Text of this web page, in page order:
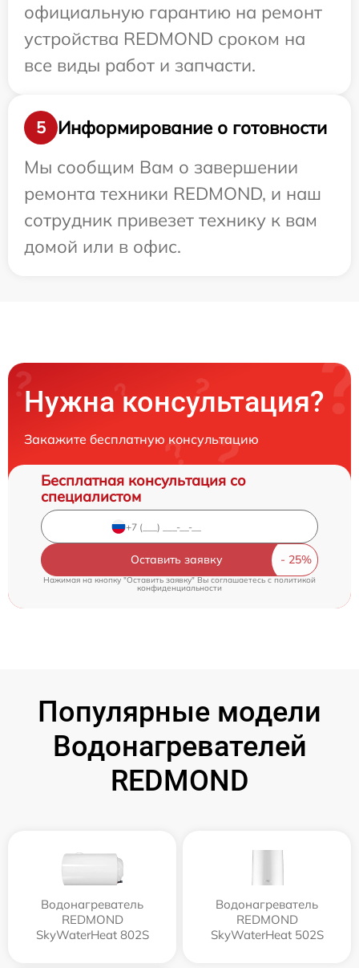
официальную гарантию на ремонт
устройства REDMOND сроком на
все виды работ и запчасти.
5
Информирование о готовности
Мы сообщим Вам о завершении
ремонта техники REDMOND, и наш
сотрудник привезет технику к вам
домой или в офис.
Нужна консультация?
Закажите бесплатную консультацию
Бесплатная консультация со
специалистом
Оставить заявку
Нажимая на кнопку "Оставить заявку" Вы соглашаетесь c политикой
конфиденциальности
Популярные модели
Водонагревателей
REDMOND
Водонагреватель
REDMOND
SkyWaterHeat 802S
Водонагреватель
REDMOND
SkyWaterHeat 502S